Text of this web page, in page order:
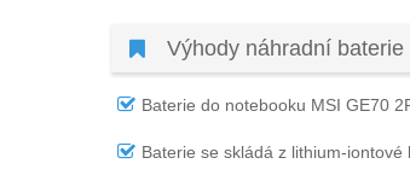
Výhody náhradní
Baterie do notebooku MSI GE70
Baterie se skládá z lithium-